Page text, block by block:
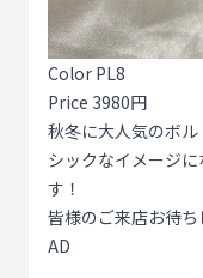
Color PL8
Price 3980円
秋冬に大人気のボル
シックなイメージ
す！
皆様のご来店お待ち
AD